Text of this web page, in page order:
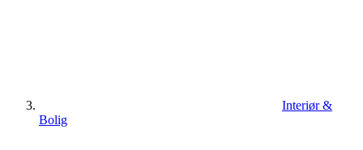
Interiør &
Bolig